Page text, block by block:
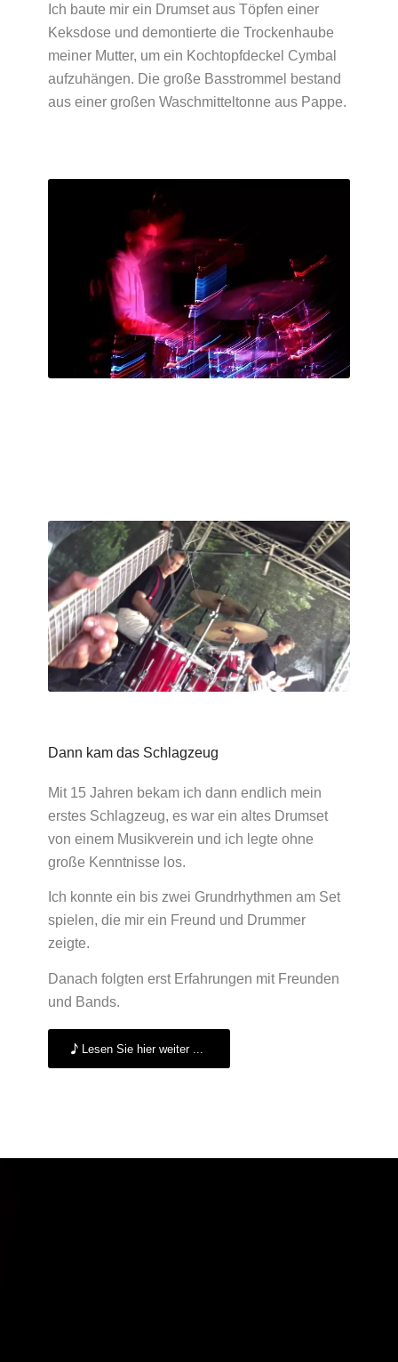
Ich baute mir ein Drumset aus Töpfen einer
Keksdose und demontierte die Trockenhaube
meiner Mutter, um ein Kochtopfdeckel Cymbal
aufzuhängen. Die große Basstrommel bestand
aus einer großen Waschmitteltonne aus Pappe.
Dann kam das Schlagzeug
Mit 15 Jahren bekam ich dann endlich mein
erstes Schlagzeug, es war ein altes Drumset
von einem Musikverein und ich legte ohne
große Kenntnisse los.
Ich konnte ein bis zwei Grundrhythmen am Set
spielen, die mir ein Freund und Drummer
zeigte.
Danach folgten erst Erfahrungen mit Freunden
und Bands.
Lesen Sie hier weiter ...